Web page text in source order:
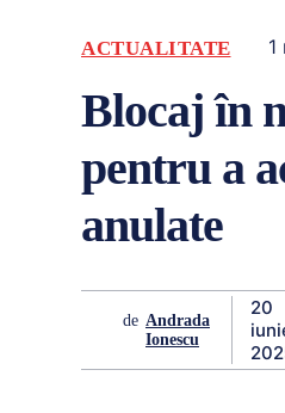
ACTUALITATE 1
Blocaj în
pentru a
anulate
de Andrada
Ionescu
20